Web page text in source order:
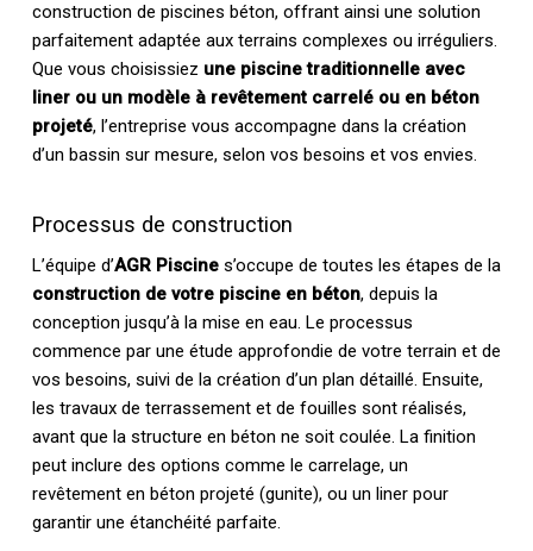
construction de piscines béton, offrant ainsi une solution
parfaitement adaptée aux terrains complexes ou irréguliers.
Que vous choisissiez une piscine traditionnelle avec
liner ou un modèle à revêtement carrelé ou en béton
projeté, l’entreprise vous accompagne dans la création
d’un bassin sur mesure, selon vos besoins et vos envies.
Processus de construction
L’équipe d’AGR Piscines’occupe de toutes les étapes de la
construction de votre piscine en béton, depuis la
conception jusqu’à la mise en eau. Le processus
commence par une étude approfondie de votre terrain et de
vos besoins, suivi de la création d’un plan détaillé. Ensuite,
les travaux de terrassement et de fouilles sont réalisés,
avant que la structure en béton ne soit coulée. La finition
peut inclure des options comme le carrelage, un
revêtement en béton projeté (gunite), ou un liner pour
garantir une étanchéité parfaite.